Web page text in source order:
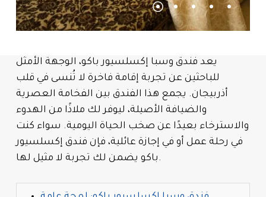
يعد فندق وسبا إكسلسيور باكو، الوجهة الأمثل
للباحثين عن تجربة إقامة فاخرة لا تُنسى في قلب
أذربيجان. يجمع هذا الفندق بين الفخامة العصرية
والضيافة الأصيلة، ليوفر لك ملاذًا من الهدوء
والاسترخاء بعيدًا عن صخب الحياة اليومية. سواء كنت
في رحلة عمل أو في إجازة عائلية، فإن فندق إكسلسيور
باكو يضمن لك تجربة لا مثيل لها.